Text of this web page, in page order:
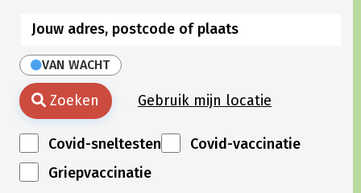
VAN WACHT
Zoeken Gebruik mijn locatie
Covid-sneltesten
Covid-vaccinatie
Griepvaccinatie